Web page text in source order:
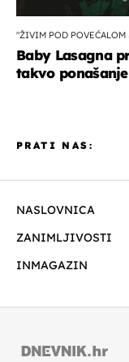
"ŽIVIM POD POVEĆALOM
Baby Lasagna
takvo
NASLOVNICA
ZANIMLJIVOSTI
INMAGAZIN
PRATI NAS: